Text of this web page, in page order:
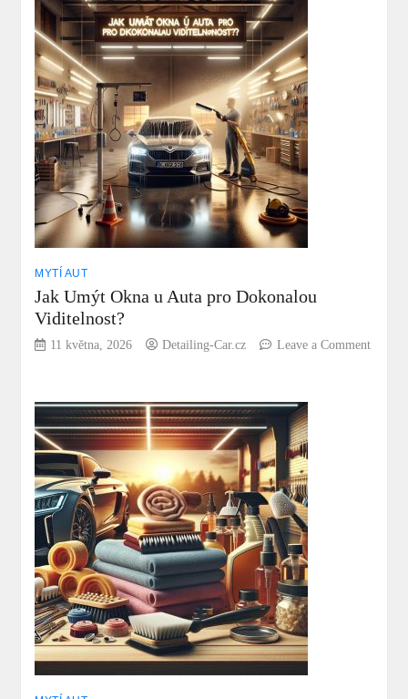
auta:
Bezpečné
a
Účinné
Techniky
MYTÍ AUT
Jak Umýt Okna u Auta pro Dokonalou
Viditelnost?
11 května, 2026 Detailing-Car.cz
Leave a Comment
Umýt
Okna
u
Auta
pro
Dokonalou
Viditelnost?